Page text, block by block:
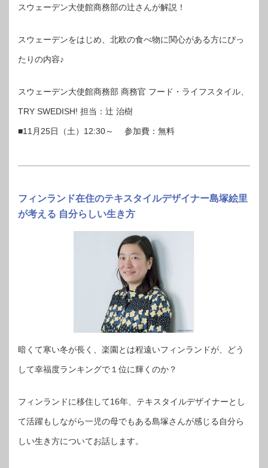
スウェーデン大使館商務部の辻さんが解説！
スウェーデンをはじめ、北欧の食べ物に関心がある方にぴっ
たりの内容♪
スウェーデン大使館商務部 商務官 フード・ライフスタイル、
TRY SWEDISH! 担当：辻 治樹
■11月25日（土）12:30～ 参加費：無料
フィンランド在住のテキスタイルデザイナー島塚絵里
が考える 自分らしい生き方
暗くて寒い冬が長く、楽園とは程遠いフィンランドが、どう
して幸福度ランキングで１位に輝くのか？
フィンランドに移住して16年、テキスタイルデザイナーとし
て活躍もしながら一児の母でもある島塚さんが感じる自分ら
しい生き方についてお話します。